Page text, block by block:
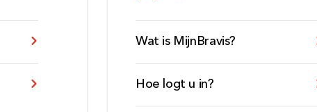
Wat is MijnBravis?
Hoe logt u in?